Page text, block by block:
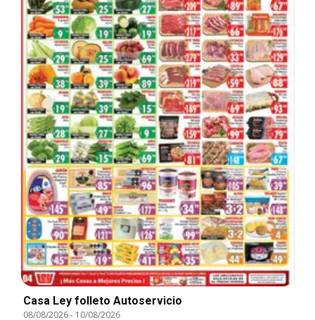
Casa Ley folleto Autoservicio
08/08/2026- 10/08/2026